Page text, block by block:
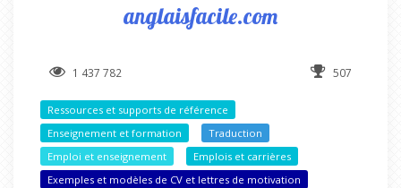
anglaisfacile.com
1 437 782 507
Ressources et supports de référence
Enseignement et formation
Traduction
Emploi et enseignement
Emplois et carrières
Exemples et modèles de CV et lettres de motivation